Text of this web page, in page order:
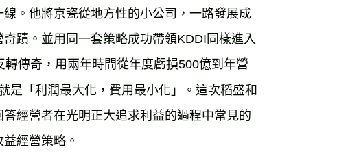
。他將京瓷從地方性的小公司，一路發展成
蹟。並用同一套策略成功帶領KDDI同樣進入
傳奇，用兩年時間從年度虧損500億到年營
是「利潤最大化，費用最小化」。這次稻盛和
經營者在光明正大追求利益的過程中常見的
經營策略。